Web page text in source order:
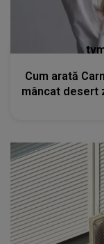
Cum arată
mâncat desert